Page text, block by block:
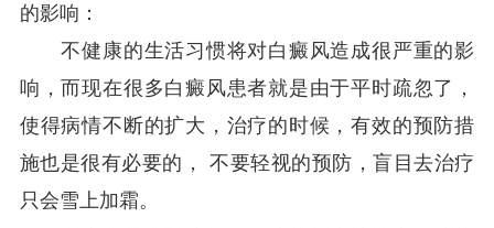
的影响：
不健康的生活习惯将对白癜风造成很严重的影
响，而现在很多白癜风患者就是由于平时疏忽了，
使得病情不断的扩大，治疗的时候，有效的预防措
施也是很有必要的， 不要轻视的预防，盲目去治疗
只会雪上加霜。